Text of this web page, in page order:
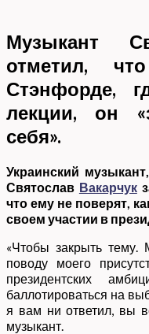
Музыкант
отметил,
Стэнфорде,
лекции, он
себя».
Украинский
Святослав Вакарчук
что ему не поверят,
своем участии в
«Чтобы закрыть
поводу моего
президентских
баллотироваться на
я вам ни ответил, вы
музыкант.